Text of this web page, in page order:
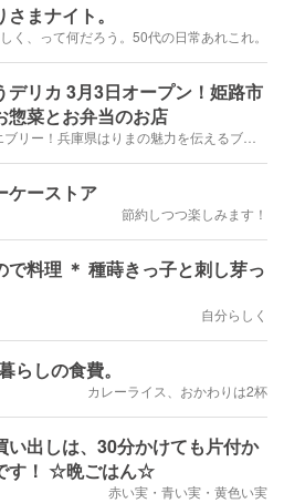
まナイト。
く、って何だろう。50代の日常あれこれ。
デリカ 3月3日オープン！姫路市
惣菜とお弁当のお店
ケーストア
節約しつつ楽しみます！
で料理 ＊ 種蒔きっ子と刺し芽っ
自分らしく
らしの食費。
カレーライス、おかわりは2杯
い出しは、30分かけても片付か
す！ ☆晩ごはん☆
赤い実・青い実・黄色い実